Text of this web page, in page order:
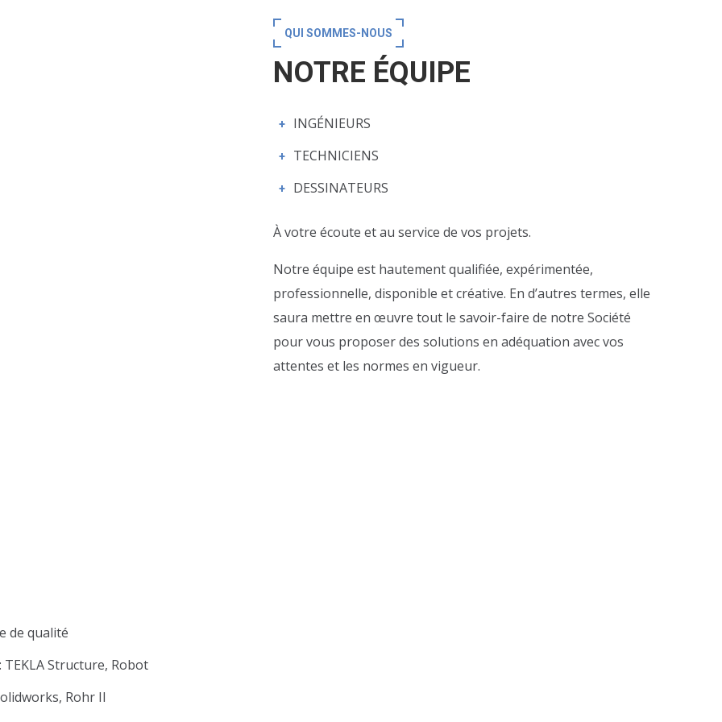
QUI SOMMES-NOUS
NOTRE ÉQUIPE
INGÉNIEURS
TECHNICIENS
DESSINATEURS
À votre écoute et au service de vos projets.
Notre équipe est hautement qualifiée, expérimentée,
professionnelle, disponible et créative. En d’autres termes, elle
saura mettre en œuvre tout le savoir-faire de notre Société
pour vous proposer des solutions en adéquation avec vos
attentes et les normes en vigueur.
de qualité
Structure, Robot
Rohr II